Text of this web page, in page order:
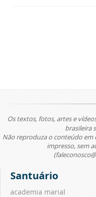
Os textos, fotos, artes e
brasileira
Não reproduza o conteúdo
impresso, sem
Santuário
academia marial